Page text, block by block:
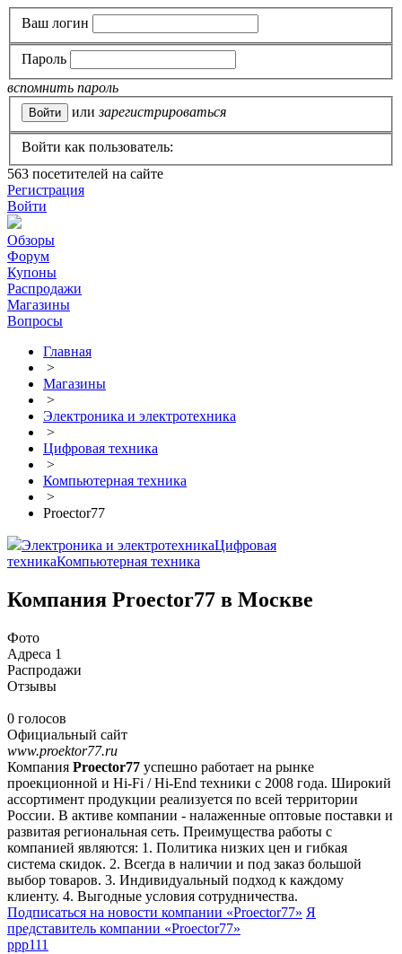
Ваш логин
Пароль
вспомнить пароль
или зарегистрироваться
Войти как пользователь:
563 посетителей на сайте
Регистрация
Войти
Обзоры
Форум
Купоны
Распродажи
Магазины
Вопросы
Главная
>
Магазины
>
Электроника и электротехника
>
Цифровая техника
>
Компьютерная техника
>
Proector77
Электроника и электротехникаЦифровая
техникаКомпьютерная техника
Компания Proector77 в Москве
Фото
Адреса 1
Распродажи
Отзывы
0 голосов
Официальный сайт
www.proektor77.ru
Компания Proector77 успешно работает на рынке
проекционной и Hi-Fi / Hi-End техники с 2008 года. Широкий
ассортимент продукции реализуется по всей территории
России. В активе компании - налаженные оптовые поставки и
развитая региональная сеть. Преимущества работы с
компанией являются: 1. Политика низких цен и гибкая
система скидок. 2. Всегда в наличии и под заказ большой
выбор товаров. 3. Индивидуальный подход к каждому
клиенту. 4. Выгодные условия сотрудничества.
Подписаться на новости компании «Proector77» Я
представитель компании «Proector77»
ppp111